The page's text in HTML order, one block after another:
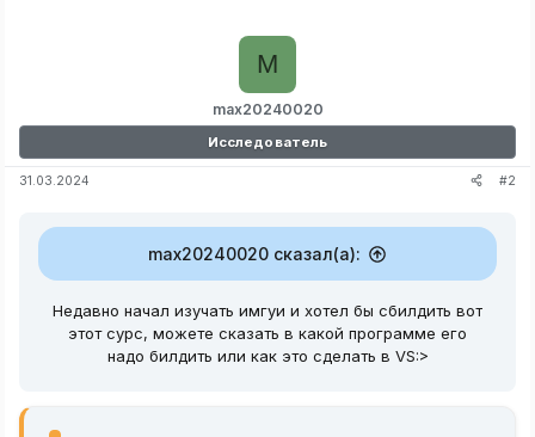
max20240020
M
Исследователь
31.03.2024 #2
max20240020 сказал(а):
Недавно начал изучать имгуи и хотел бы сбилдить вот
этот сурс, можете сказать в какой программе его
надо билдить или как это сделать в VS:>